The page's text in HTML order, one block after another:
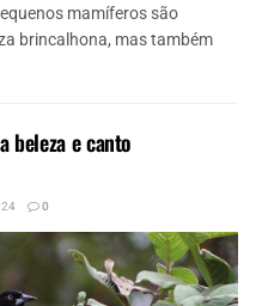
mamíferos são
brincalhona, mas também
beleza e canto
0